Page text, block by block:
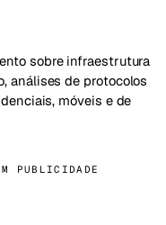
sobre infraestrutura
análises de protocolos
móveis e de
PUBLICIDADE